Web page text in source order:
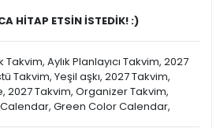
HİTAP ETSİN İSTEDİK! :)
Aylık Planlayıcı Takvim, 2027
Takvim, Yeşil aşkı, 2027 Takvim,
2027 Takvim, Organizer Takvim,
Green Color Calendar,